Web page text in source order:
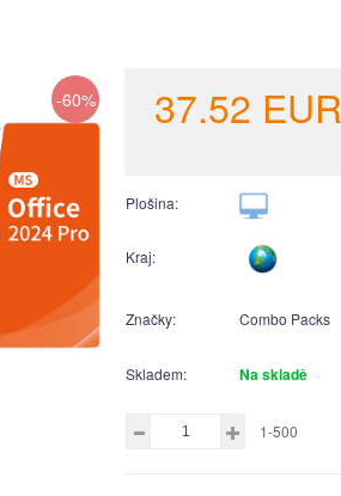
-60% 37.52 EUR
Plošina:
Kraj:
Značky: Combo Packs
Skladem: Na skladě
1-500